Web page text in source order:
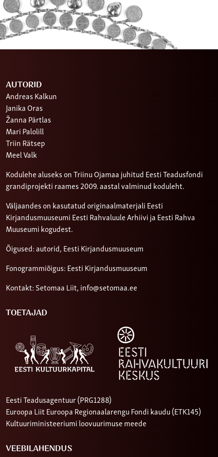
AUTORID
Andreas Kalkun
Janika Oras
Žanna Pärtlas
Mari Palolill
Triin Rätsep
Meel Valk
Kodulehe aluseks on Triinu Ojamaa juhitud Eesti Teadusfondi
grandiprojekti raames 2009. aastal valminud koduleht.
Väljaandes on kasutatud originaalmaterjali Eesti
Kirjandusmuuseumi Eesti Rahvaluule Arhiivi ja Eesti Rahva
Muuseumi kogudest.
Õigused: autorid, Eesti Kirjandusmuuseum
Fonogrammiõigus: Eesti Kirjandusmuuseum
Kontakt: Setomaa Liit, info@setomaa.ee
TOETAJAD
Eesti Teadusagentuur (PRG1288)
Euroopa Liit Euroopa Regionaalarengu Fondi kaudu (ETK145)
Kultuuriministeeriumi loovuurimuse meede
VEEBILAHENDUS